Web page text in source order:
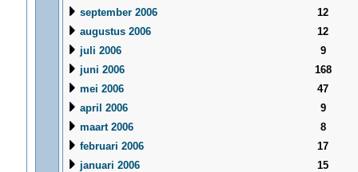
september 2006
12
augustus 2006
12
juli 2006
9
juni 2006
168
mei 2006
47
april 2006
9
maart 2006
8
februari 2006
17
januari 2006
15